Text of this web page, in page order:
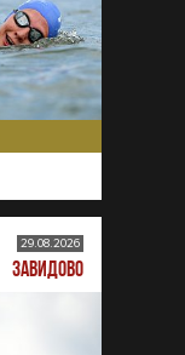
29.08.2026
ЗАВИДОВО